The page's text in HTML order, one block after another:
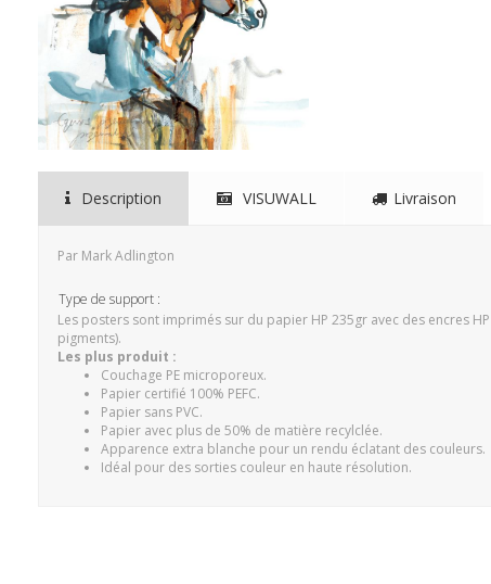
Description VISUWALL Livraison
Par Mark Adlington
Type de support :
Les posters sont imprimés sur du papier HP 235gr avec des encres
pigments).
Les plus produit :
Couchage PE microporeux.
Papier certifié 100% PEFC.
Papier sans PVC.
Papier avec plus de 50% de matière recylclée.
Apparence extra blanche pour un rendu éclatant des couleurs.
Idéal pour des sorties couleur en haute résolution.